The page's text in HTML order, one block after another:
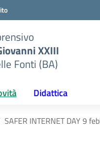
XXIII
Fonti (BA)
Didattica
SAFER INTERNET DAY 9